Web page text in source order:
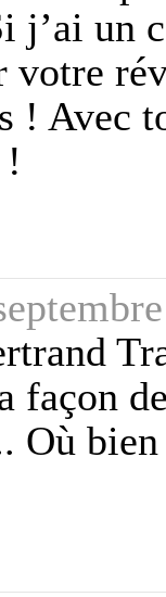
j’ai un
votre
! Avec
façon
Où